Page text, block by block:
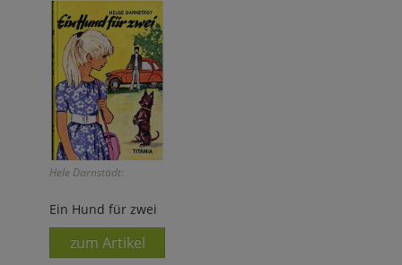
Hele Darnstädt:
Ein Hund für zwei
zum Artikel